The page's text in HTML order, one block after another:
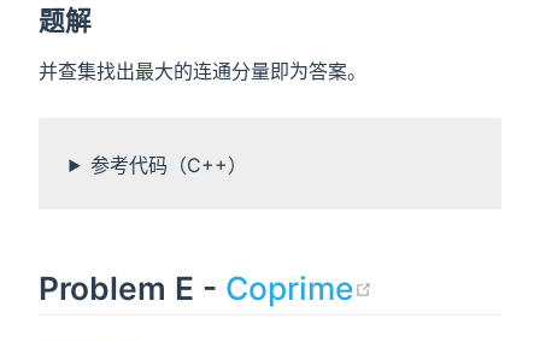
题解
并查集找出最大的连通分量即为答案。
参考代码（C++）
Problem E - Coprime